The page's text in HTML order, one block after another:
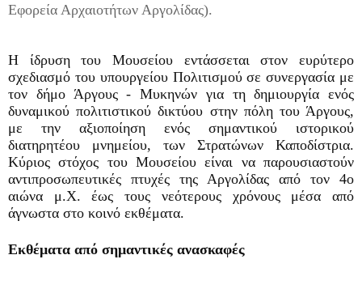
Εφορεία Αρχαιοτήτων Αργολίδας).
Η ίδρυση του Μουσείου εντάσσεται στον ευρύτερο
σχεδιασμό του υπουργείου Πολιτισμού σε συνεργασία με
τον δήμο Άργους - Μυκηνών για τη δημιουργία ενός
δυναμικού πολιτιστικού δικτύου στην πόλη του Άργους,
με την αξιοποίηση ενός σημαντικού ιστορικού
διατηρητέου μνημείου, των Στρατώνων Καποδίστρια.
Κύριος στόχος του Μουσείου είναι να παρουσιαστούν
αντιπροσωπευτικές πτυχές της Αργολίδας από τον 4ο
αιώνα μ.Χ. έως τους νεότερους χρόνους μέσα από
άγνωστα στο κοινό εκθέματα.
Εκθέματα από σημαντικές ανασκαφές